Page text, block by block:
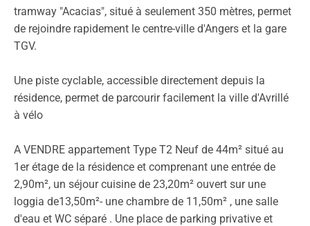
tramway "Acacias", situé à seulement 350 mètres, permet
de rejoindre rapidement le centre-ville d'Angers et la gare
TGV.
Une piste cyclable, accessible directement depuis la
résidence, permet de parcourir facilement la ville d'Avrillé
à vélo
A VENDRE appartement Type T2 Neuf de 44m² situé au
1er étage de la résidence et comprenant une entrée de
2,90m², un séjour cuisine de 23,20m² ouvert sur une
loggia de13,50m²- une chambre de 11,50m² , une salle
d'eau et WC séparé . Une place de parking privative et